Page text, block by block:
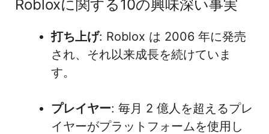
Robloxに関する10の興味深い事実
打ち上げ: Roblox は 2006 年に発売
され、それ以来成長を続けていま
す。
プレイヤー: 毎月 2 億人を超えるプレ
イヤーがプラットフォームを使用し